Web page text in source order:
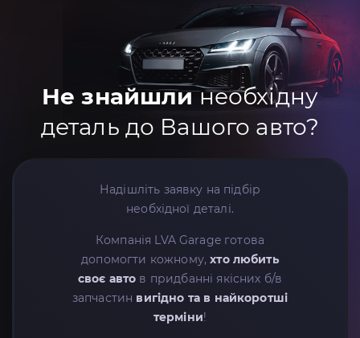
Не знайшлинеобхідну
деталь до Вашого авто?
Надішліть заявку на підбір
необхідної деталі.
Компанія LVA Garage готова
допомогти кожному,хто любить
своє авто в придбанні якісних б/в
запчастин вигідно та в найкоротші
терміни!